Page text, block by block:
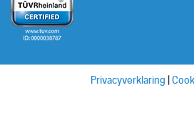
Privacyverklaring